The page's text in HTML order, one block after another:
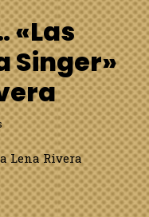
«Las
Singer»
Lena Rivera